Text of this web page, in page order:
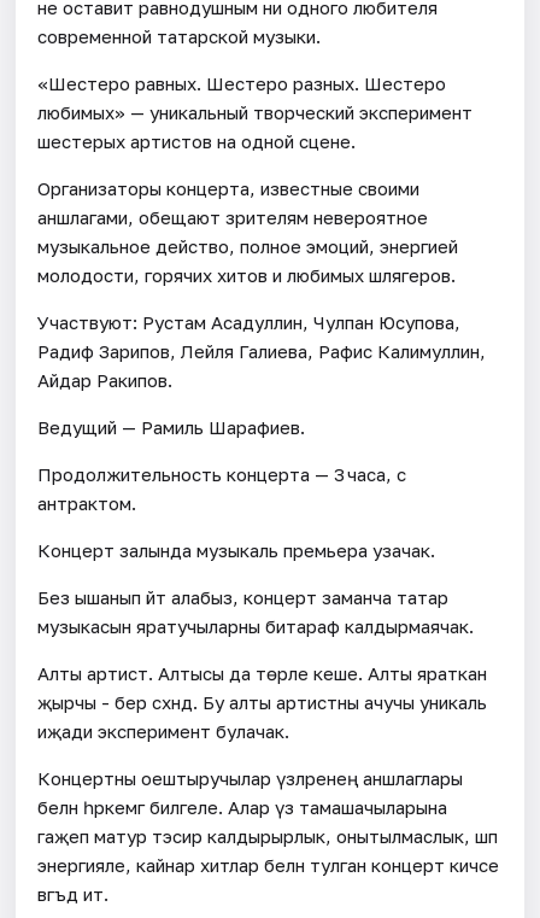
не оставит равнодушным ни одного любителя
современной татарской музыки.
«Шестеро равных. Шестеро разных. Шестеро
любимых» — уникальный творческий эксперимент
шестерых артистов на одной сцене.
Организаторы концерта, известные своими
аншлагами, обещают зрителям невероятное
музыкальное действо, полное эмоций, энергией
молодости, горячих хитов и любимых шлягеров.
Участвуют: Рустам Асадуллин, Чулпан Юсупова,
Радиф Зарипов, Лейля Галиева, Рафис Калимуллин,
Айдар Ракипов.
Ведущий — Рамиль Шарафиев.
Продолжительность концерта — 3 часа, с
антрактом.
Концерт залында музыкаль премьера узачак.
Без ышанып әйтә алабыз, концерт заманча татар
музыкасын яратучыларны битараф калдырмаячак.
Алты артист. Алтысы да төрле кеше. Алты яраткан
җырчы - бер сәхнәдә. Бу алты артистны ачучы уникаль
иҗади эксперимент булачак.
Концертны оештыручылар үзләренең аншлаглары
белән һәркемгә билгеле. Алар үз тамашачыларына
гаҗәеп матур тәэсир калдырырлык, онытылмаслык, шәп
энергияле, кайнар хитлар белән тулган концерт кичәсе
вәгъдә итә.